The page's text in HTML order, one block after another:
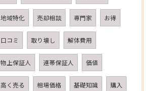
地域特化 売却相談 専門家 お得
口コミ 取り壊し 解体費用
物上保証人 連帯保証人 価値
高く売る 相場価格 基礎知識 購入